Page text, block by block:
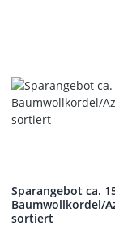
Sparangebot ca.
Baumwollkordel/
sortiert